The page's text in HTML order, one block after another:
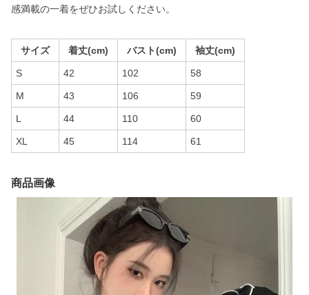
感満載の一着をぜひお試しください。
サイズ 着丈(cm) バスト(cm) 袖丈(cm)
S 42 102 58
M 43 106 59
L 44 110 60
XL 45 114 61
商品画像